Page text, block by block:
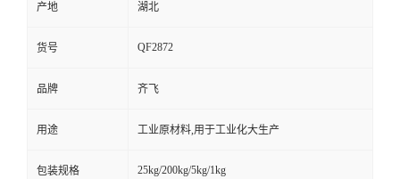
产地 湖北
货号 QF2872
品牌 齐飞
用途 工业原材料,用于工业化大生产
包装规格 25kg/200kg/5kg/1kg